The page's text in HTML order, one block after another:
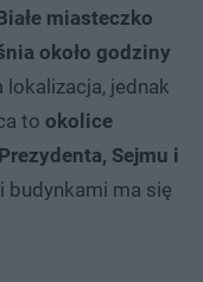
miasteczko
około godziny
lokalizacja, jednak
to okolice
Sejmu i
budynkami ma się